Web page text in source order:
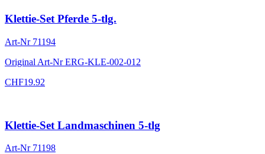
Klettie-Set Pferde 5-tlg.
Art-Nr 71194
Original Art-NrERG-KLE-002-012
CHF19.92
Klettie-Set Landmaschinen 5-tlg
Art-Nr 71198